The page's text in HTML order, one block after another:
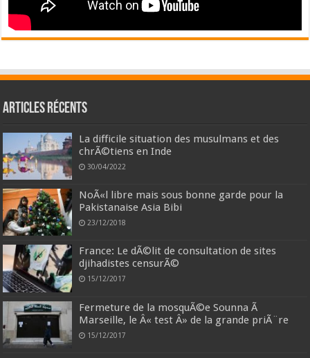
Articles récents
La difficile situation des musulmans et des
chrÃ©tiens en Inde
30/04/2022
NoÃ«l libre mais sous bonne garde pour la
Pakistanaise Asia Bibi
23/12/2018
France: Le dÃ©lit de consultation de sites
djihadistes censurÃ©
15/12/2017
Fermeture de la mosquÃ©e Sounna Ã
Marseille, le Â« test Â» de la grande priÃ¨re
15/12/2017